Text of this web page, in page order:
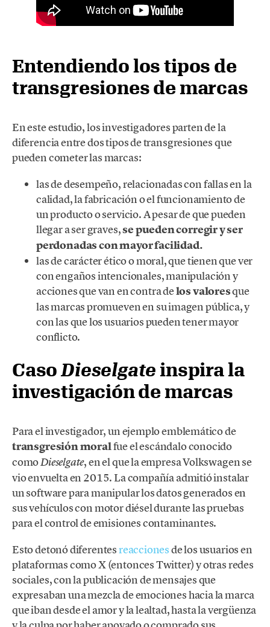
Entendiendo los tipos de
transgresiones de marcas
En este estudio, los investigadores parten de la
diferencia entre dos tipos de transgresiones que
pueden cometer las marcas:
las de desempeño, relacionadas con fallas en la
calidad, la fabricación o el funcionamiento de
un producto o servicio. A pesar de que pueden
llegar a ser graves,se pueden corregir y ser
perdonadas con mayor facilidad.
las de carácter ético o moral, que tienen que ver
con engaños intencionales, manipulación y
acciones que van en contra delos valoresque
las marcas promueven en su imagen pública, y
con las que los usuarios pueden tener mayor
conflicto.
Caso Dieselgate inspira la
investigación de marcas
Para el investigador, un ejemplo emblemático de
transgresión moralfue el escándalo conocido
comoDieselgate, en el que la empresa Volkswagen se
vio envuelta en 2015. La compañía admitió instalar
un software para manipular los datos generados en
sus vehículos con motor diésel durante las pruebas
para el control de emisiones contaminantes.
Esto detonó diferentesreaccionesde los usuarios en
plataformas como X (entonces Twitter) y otras redes
sociales, con la publicación de mensajes que
expresaban una mezcla de emociones hacia la marca
que iban desde el amor y la lealtad, hasta la vergüenza